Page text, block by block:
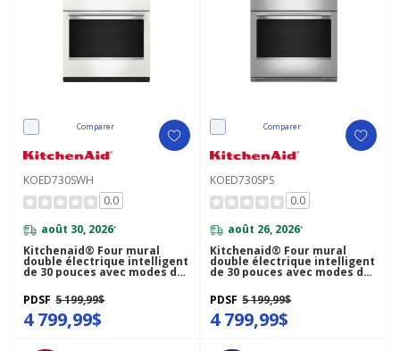
Comparer
KOED730SWH
0.0
août 30, 2026*
Kitchenaid® Four mural
double électrique intelligent
de 30 pouces avec modes de
cuisson assistée - Blanc
KOED730SWH
PDSF 5 199,99$
4 799,99$
Comparer
KOED730SPS
0.0
août 26, 2026*
Kitchenaid® Four mural
double électrique intelligent
de 30 pouces avec modes de
cuisson assistée - Fini
PrintShield™ KOED730SPS
PDSF 5 199,99$
4 799,99$